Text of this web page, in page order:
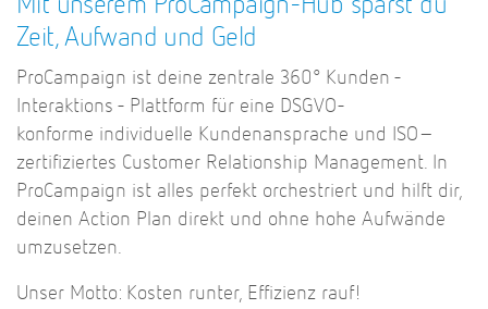
Mit unserem ProCampaign-Hub sparst du
Zeit, Aufwand und Geld
ProCampaign ist deine zentrale 360° Kunden -
Interaktions - Plattform für eine DSGVO-
konforme individuelle Kundenansprache und ISO–
zertifiziertes Customer Relationship Management. In
ProCampaign ist alles perfekt orchestriert und hilft dir,
deinen Action Plan direkt und ohne hohe Aufwände
umzusetzen.
Unser Motto: Kosten runter, Effizienz rauf!